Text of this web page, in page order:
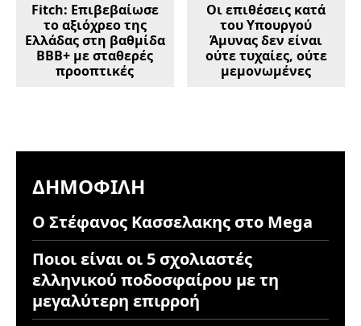
Fitch: Επιβεβαίωσε
το αξιόχρεο της
Ελλάδας στη βαθμίδα
BBB+ με σταθερές
προοπτικές
Οι επιθέσεις κατά
του Υπουργού
Άμυνας δεν είναι
ούτε τυχαίες, ούτε
μεμονωμένες
ΔΗΜΟΦΙΛΉ
Ο Στέφανος Κασσελακης στο Mega
Ποιοι είναι οι 5 σχολιαστές
ελληνικού ποδοσφαίρου με τη
μεγαλύτερη επιρροή